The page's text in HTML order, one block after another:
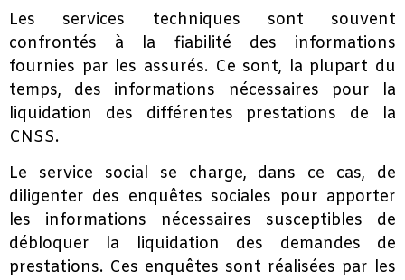
Les services techniques sont souvent
confrontés à la fiabilité des informations
fournies par les assurés. Ce sont, la plupart du
temps, des informations nécessaires pour la
liquidation des différentes prestations de la
CNSS.
Le service social se charge, dans ce cas, de
diligenter des enquêtes sociales pour apporter
les informations nécessaires susceptibles de
débloquer la liquidation des demandes de
prestations. Ces enquêtes sont réalisées par les